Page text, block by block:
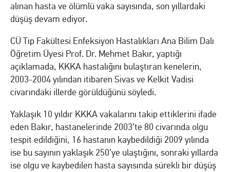
alınan hasta ve ölümlü vaka sayısında, son yıllardaki
düşüş devam ediyor.
CÜ Tıp Fakültesi Enfeksiyon Hastalıkları Ana Bilim Dalı
Öğretim Üyesi Prof. Dr. Mehmet Bakır, yaptığı
açıklamada, KKKA hastalığını bulaştıran kenelerin,
2003-2004 yılından itibaren Sivas ve Kelkit Vadisi
civarındaki illerde görüldüğünü söyledi.
Yaklaşık 10 yıldır KKKA vakalarını takip ettiklerini ifade
eden Bakır, hastanelerinde 2003’te 80 civarında olgu
tespit edildiğini, 16 hastanın kaybedildiği 2009 yılında
ise bu sayının yaklaşık 250’ye ulaştığını, sonraki yıllarda
ise olgu ve kaybedilen hasta sayısında sürekli bir düşüş